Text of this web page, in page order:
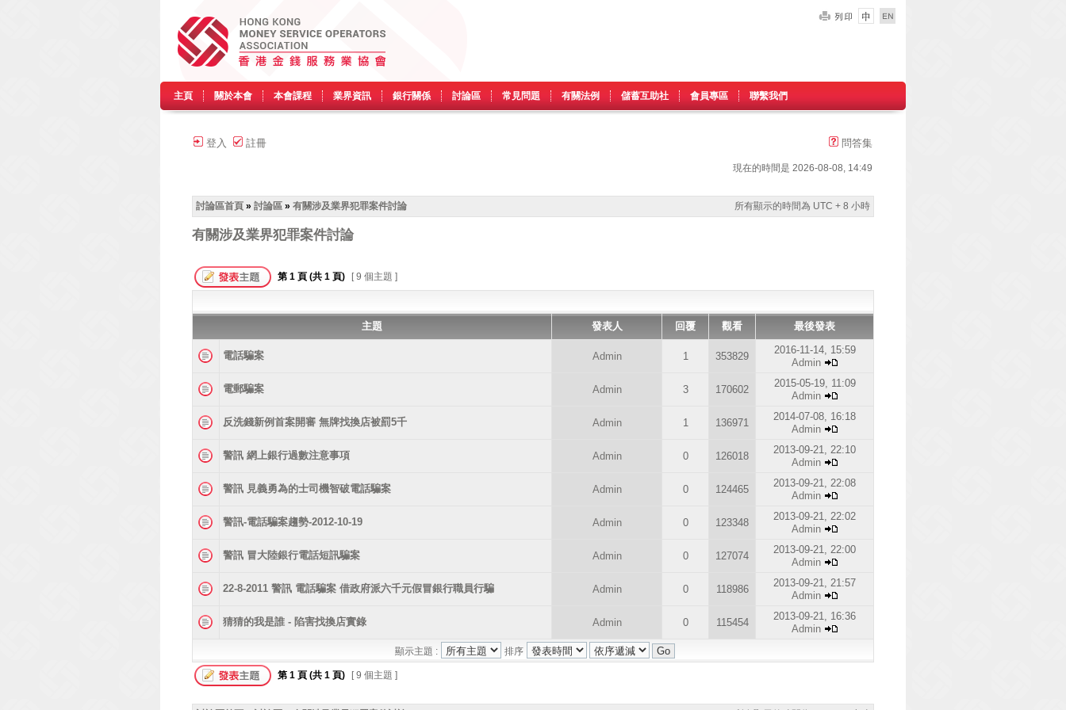
主頁 關於本會 本會課程 業界資訊 銀行關係 討論區 常見問題 有關法例 儲蓄互助社 會員專區 聯繫我們
登入 註冊 問答集
現在的時間是 2026-08-08, 14:49
討論區首頁 » 討論區 » 有關涉及業界犯罪案件討論 所有顯示的時間為 UTC + 8 小時
有關涉及業界犯罪案件討論
第 1 頁 (共 1 頁) [ 9 個主題 ]
主題 發表人 回覆 觀看 最後發表
電話騙案 Admin 1 353829
2016-11-14, 15:59
Admin
電郵騙案 Admin 3 170602
2015-05-19, 11:09
Admin
反洗錢新例首案開審 無牌找換店被罰5千 Admin 1 136971
2014-07-08, 16:18
Admin
警訊 網上銀行過數注意事項 Admin 0 126018
2013-09-21, 22:10
Admin
警訊 見義勇為的士司機智破電話騙案 Admin 0 124465
2013-09-21, 22:08
Admin
警訊-電話騙案趨勢-2012-10-19 Admin 0 123348
2013-09-21, 22:02
Admin
警訊 冒大陸銀行電話短訊騙案 Admin 0 127074
2013-09-21, 22:00
Admin
22-8-2011 警訊 電話騙案 借政府派六千元假冒銀行職員行騙 Admin 0 118986
2013-09-21, 21:57
Admin
猜猜的我是誰 - 陷害找換店實錄 Admin 0 115454
2013-09-21, 16:36
Admin
顯示主題 : 排序
第 1 頁 (共 1 頁) [ 9 個主題 ]